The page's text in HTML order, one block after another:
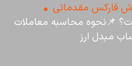
فارکس مقدماتی
📌نحوه محاسبه معاملات
مبدل ارز